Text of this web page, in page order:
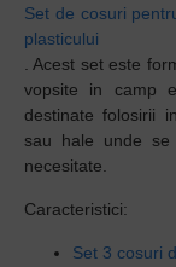
Set de cosuri
plasticului
. Acest set este
vopsite in camp
destinate folosirii
sau hale unde se
necesitate.
Caracteristici:
Set 3 cosuri